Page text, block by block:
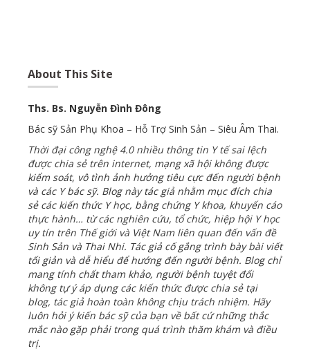
About This Site
Ths. Bs. Nguyễn Đình Đông
Bác sỹ Sản Phụ Khoa – Hỗ Trợ Sinh Sản – Siêu Âm Thai.
Thời đại công nghệ 4.0 nhiều thông tin Y tế sai lệch
được chia sẻ trên internet, mạng xã hội không được
kiểm soát, vô tình ảnh hưởng tiêu cực đến người bệnh
và các Y bác sỹ. Blog này tác giả nhằm mục đích chia
sẻ các kiến thức Y học, bằng chứng Y khoa, khuyến cáo
thực hành… từ các nghiên cứu, tổ chức, hiệp hội Y học
uy tín trên Thế giới và Việt Nam liên quan đến vấn đề
Sinh Sản và Thai Nhi. Tác giả cố gắng trình bày bài viết
tối giản và dễ hiểu để hướng đến người bệnh. Blog chỉ
mang tính chất tham khảo, người bệnh tuyệt đối
không tự ý áp dụng các kiến thức được chia sẻ tại
blog, tác giả hoàn toàn không chịu trách nhiệm. Hãy
luôn hỏi ý kiến bác sỹ của bạn về bất cứ những thắc
mắc nào gặp phải trong quá trình thăm khám và điều
trị.